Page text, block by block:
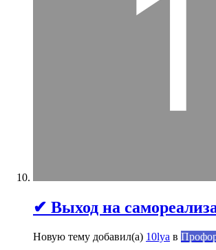
✔ Выход на
Новую тему добавил(а) 10lya в